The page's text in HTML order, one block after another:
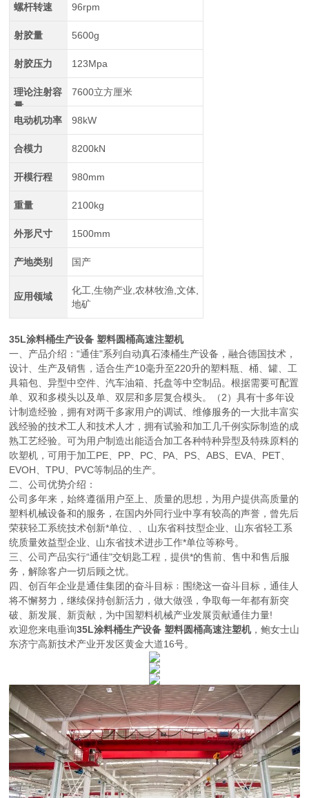
螺杆转速 96rpm
射胶量 5600g
射胶压力 123Mpa
理论注射容
量
7600立方厘米
电动机功率 98kW
合模力 8200kN
开模行程 980mm
重量 2100kg
外形尺寸 1500mm
产地类别 国产
应用领域
化工,生物产业,农林牧渔,文体,
地矿
35L涂料桶生产设备 塑料圆桶高速注塑机
一、产品介绍：“通佳"系列自动真石漆桶生产设备，融合德国技术，
设计、生产及销售，适合生产10毫升至220升的塑料瓶、桶、罐、工
具箱包、异型中空件、汽车油箱、托盘等中空制品。根据需要可配置
单、双和多模头以及单、双层和多层复合模头。（2）具有十多年设
计制造经验，拥有对两千多家用户的调试、维修服务的一大批丰富实
践经验的技术工人和技术人才，拥有试验和加工几千例实际制造的成
熟工艺经验。可为用户制造出能适合加工各种特种异型及特殊原料的
吹塑机，可用于加工PE、PP、PC、PA、PS、ABS、EVA、PET、
EVOH、TPU、PVC等制品的生产。
二、公司优势介绍：
公司多年来，始终遵循用户至上、质量的思想，为用户提供高质量的
塑料机械设备和的服务，在国内外同行业中享有较高的声誉，曾先后
荣获轻工系统技术创新*单位、、山东省科技型企业、山东省轻工系
统质量效益型企业、山东省技术进步工作*单位等称号。
三、公司产品实行“通佳"交钥匙工程，提供*的售前、售中和售后服
务，解除客户一切后顾之忧。
四、创百年企业是通佳集团的奋斗目标﹔围绕这一奋斗目标，通佳人
将不懈努力，继续保持创新活力，做大做强，争取每一年都有新突
破、新发展、新贡献，为中国塑料机械产业发展贡献通佳力量!
欢迎您来电垂询35L涂料桶生产设备 塑料圆桶高速注塑机，鲍女士山
东济宁高新技术产业开发区黄金大道16号。